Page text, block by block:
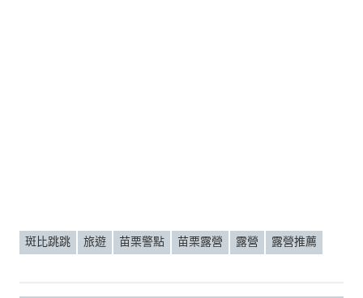
斑比跳跳 旅遊 苗栗警點 苗栗露營 露營 露營推薦